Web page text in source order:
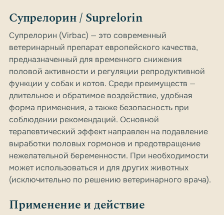
Супрелорин / Suprelorin
Супрелорин (Virbac) — это современный
ветеринарный препарат европейского качества,
предназначенный для временного снижения
половой активности и регуляции репродуктивной
функции у собак и котов. Среди преимуществ —
длительное и обратимое воздействие, удобная
форма применения, а также безопасность при
соблюдении рекомендаций. Основной
терапевтический эффект направлен на подавление
выработки половых гормонов и предотвращение
нежелательной беременности. При необходимости
может использоваться и для других животных
(исключительно по решению ветеринарного врача).
Применение и действие